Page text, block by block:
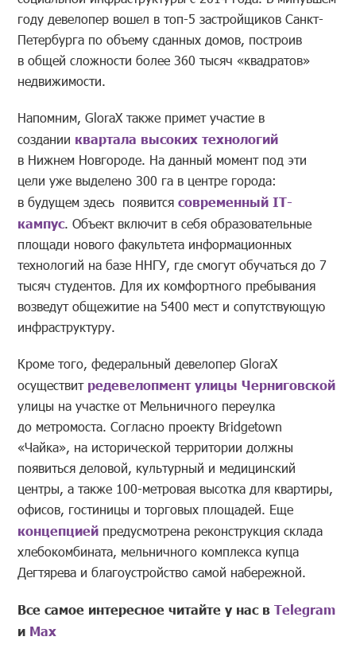
году девелопер вошел в топ-5 застройщиков Санкт-
Петербурга по объему сданных домов, построив
в общей сложности более 360 тысяч «квадратов»
недвижимости.
Напомним, GloraX также примет участие в
создании квартала высоких технологий
в Нижнем Новгороде. На данный момент под эти
цели уже выделено 300 га в центре города:
в будущем здесь появитсясовременный IT-
кампус. Объект включит в себя образовательные
площади нового факультета информационных
технологий на базе ННГУ, где смогут обучаться до 7
тысяч студентов. Для их комфортного пребывания
возведут общежитие на 5400 мест и сопутствующую
инфраструктуру.
Кроме того, федеральный девелопер GloraX
осуществит редевелопмент улицы Черниговской
улицы на участке от Мельничного переулка
до метромоста. Согласно проекту Bridgetown
«Чайка», на исторической территории должны
появиться деловой, культурный и медицинский
центры, а также 100-метровая высотка для квартиры,
офисов, гостиницы и торговых площадей. Еще
концепцией предусмотрена реконструкция склада
хлебокомбината, мельничного комплекса купца
Дегтярева и благоустройство самой набережной.
Все самое интересное читайте у нас вTelegram
и Mах